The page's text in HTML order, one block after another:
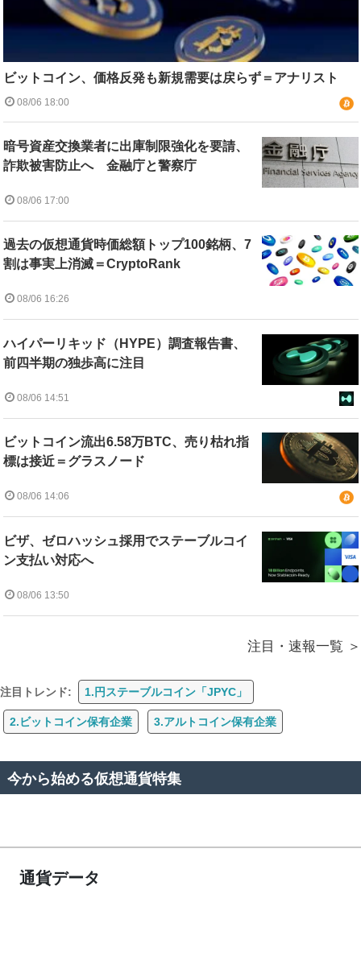
ビットコイン、価格反発も新規需要は戻らず＝アナリスト
08/06 18:00
暗号資産交換業者に出庫制限強化を要請、
詐欺被害防止へ 金融庁と警察庁
08/06 17:00
過去の仮想通貨時価総額トップ100銘柄、7
割は事実上消滅＝CryptoRank
08/06 16:26
ハイパーリキッド（HYPE）調査報告書、
前四半期の独歩高に注目
08/06 14:51
ビットコイン流出6.58万BTC、売り枯れ指
標は接近＝グラスノード
08/06 14:06
ビザ、ゼロハッシュ採用でステーブルコイ
ン支払い対応へ
08/06 13:50
注目・速報一覧
注目トレンド: 1.円ステーブルコイン「JPYC」
2.ビットコイン保有企業 3.アルトコイン保有企業
今から始める仮想通貨特集
通貨データ